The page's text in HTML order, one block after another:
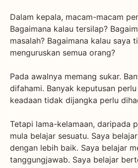
Dalam kepala, macam-macam
Bagaimana kalau tersilap?
masalah? Bagaimana kalau saya
menguruskan semua orang?
Pada awalnya memang sukar.
difahami. Banyak keputusan
keadaan tidak dijangka perlu
Tetapi lama-kelamaan, daripada
mula belajar sesuatu. Saya
dengan lebih baik. Saya belajar
tanggungjawab. Saya belajar